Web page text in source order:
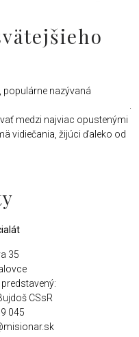
populárne nazývaná
.
medzi najviac opustenými
vidiečania, žijúci ďaleko od
35
CSsR
045